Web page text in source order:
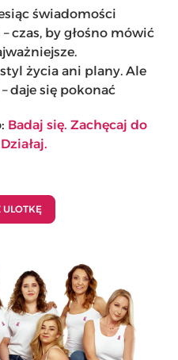
świadomości
czas, by głośno mówić
życia ani plany. Ale
daje się pokonać
Badaj się. Zachęcaj do